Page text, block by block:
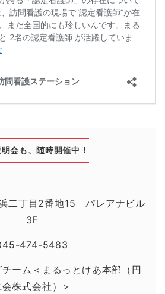
会も、随時開催中！
二丁目2番地15 パレアナビル
3F
474-5483
ーム＜まるっとけあ本部（円
株式会社）＞